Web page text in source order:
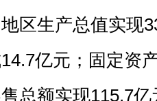
区生产总值实现
亿元；固定资
总额实现115.7